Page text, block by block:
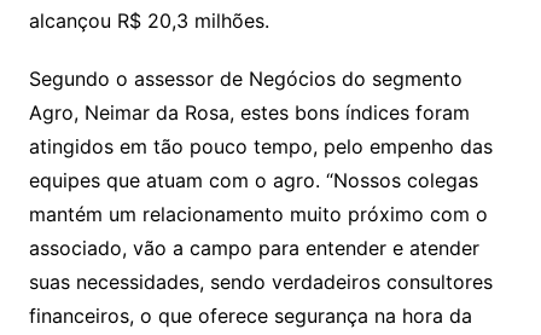
alcançou R$ 20,3 milhões.
Segundo o assessor de Negócios do segmento
Agro, Neimar da Rosa, estes bons índices foram
atingidos em tão pouco tempo, pelo empenho das
equipes que atuam com o agro. “Nossos colegas
mantém um relacionamento muito próximo com o
associado, vão a campo para entender e atender
suas necessidades, sendo verdadeiros consultores
financeiros, o que oferece segurança na hora da